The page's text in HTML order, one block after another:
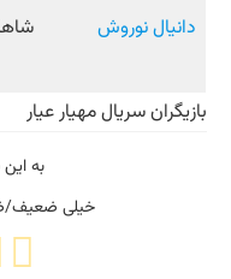
دانیال نوروش
بازیگران سریال مهیار عیار
به
خیلی